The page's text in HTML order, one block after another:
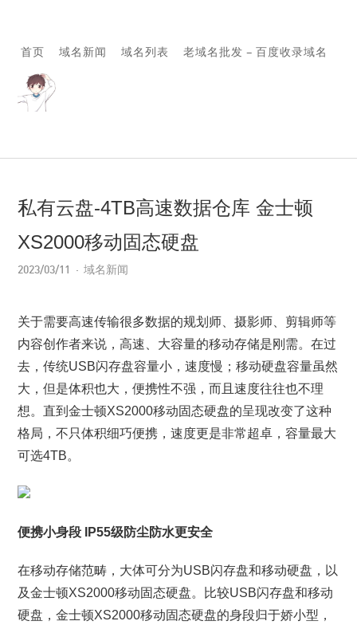
首页 域名新闻 域名列表 老域名批发 – 百度收录域名
私有云盘-4TB高速数据仓库 金士顿
XS2000移动固态硬盘
2023/03/11 域名新闻
关于需要高速传输很多数据的规划师、摄影师、剪辑师等
内容创作者来说，高速、大容量的移动存储是刚需。在过
去，传统USB闪存盘容量小，速度慢；移动硬盘容量虽然
大，但是体积也大，便携性不强，而且速度往往也不理
想。直到金士顿XS2000移动固态硬盘的呈现改变了这种
格局，不只体积细巧便携，速度更是非常超卓，容量最大
可选4TB。
便携小身段 IP55级防尘防水更安全
在移动存储范畴，大体可分为USB闪存盘和移动硬盘，以
及金士顿XS2000移动固态硬盘。比较USB闪存盘和移动
硬盘，金士顿XS2000移动固态硬盘的身段归于娇小型，